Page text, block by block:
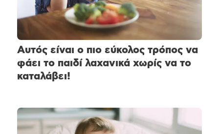
Αυτός είναι ο πιο εύκολος τρόπος να
φάει το παιδί λαχανικά χωρίς να το
καταλάβει!